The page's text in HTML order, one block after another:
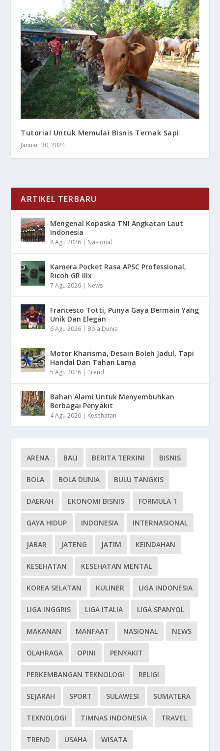
Tutorial Untuk Memulai Bisnis Ternak Sapi
Januari 30, 2024
ARTIKEL TERBARU
Mengenal Kopaska TNI Angkatan Laut
Indonesia
8 Agu 2026 | Nasional
Kamera Pocket Rasa APSC Professional,
Ricoh GR IIIx
7 Agu 2026 | News
Francesco Totti, Punya Gaya Bermain Yang
Unik Dan Elegan
6 Agu 2026 | Bola Dunia
Motor Kharisma, Desain Boleh Jadul, Tapi
Handal Dan Tahan Lama
5 Agu 2026 |Trend
Bahan Alami Untuk Menyembuhkan
Berbagai Penyakit
4 Agu 2026 | Kesehatan
ARENA BALI BERITA TERKINI BISNIS
BOLA BOLA DUNIA BULU TANGKIS
DAERAH EKONOMI BISNIS FORMULA 1
GAYA HIDUP INDONESIA INTERNASIONAL
JABAR JATENG JATIM KEINDAHAN
KESEHATAN KESEHATAN MENTAL
KOREA SELATAN KULINER LIGA INDONESIA
LIGA INGGRIS LIGA ITALIA LIGA SPANYOL
MAKANAN MANFAAT NASIONAL NEWS
OLAHRAGA OPINI PENYAKIT
PERKEMBANGAN TEKNOLOGI RELIGI
SEJARAH SPORT SULAWESI SUMATERA
TEKNOLOGI TIMNAS INDONESIA TRAVEL
TREND USAHA WISATA